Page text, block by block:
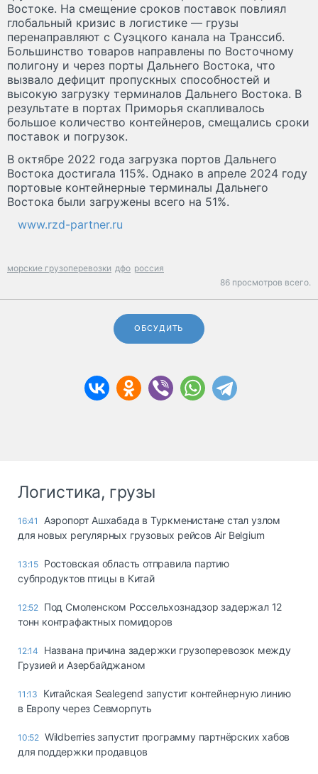
Востоке. На смещение сроков поставок повлиял
глобальный кризис в логистике — грузы
перенаправляют с Суэцкого канала на Транссиб.
Большинство товаров направлены по Восточному
полигону и через порты Дальнего Востока, что
вызвало дефицит пропускных способностей и
высокую загрузку терминалов Дальнего Востока. В
результате в портах Приморья скапливалось
большое количество контейнеров, смещались сроки
поставок и погрузок.
В октябре 2022 года загрузка портов Дальнего
Востока достигала 115%. Однако в апреле 2024 году
портовые контейнерные терминалы Дальнего
Востока были загружены всего на 51%.
www.rzd-partner.ru
морские грузоперевозки дфо россия
86 просмотров всего.
ОБСУДИТЬ
Логистика, грузы
16:41
Аэропорт Ашхабада в Туркменистане стал узлом
для новых регулярных грузовых рейсов Air Belgium
13:15 Ростовская область отправила партию
субпродуктов птицы в Китай
12:52 Под Смоленском Россельхознадзор задержал 12
тонн контрафактных помидоров
12:14
Названа причина задержки грузоперевозок между
Грузией и Азербайджаном
11:13
Китайская Sealegend запустит контейнерную линию
в Европу через Севморпуть
10:52 Wildberries запустит программу партнёрских хабов
для поддержки продавцов